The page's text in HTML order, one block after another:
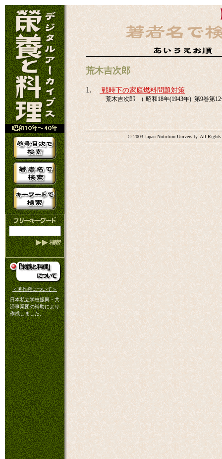
＜著作権について＞
日本私立学校振興・共
済事業団の補助により
作成しました。
荒木吉次郎
1. 戦時下の家庭燃料問題対策
荒木吉次郎 （ 昭和18年(1943年) 第9巻第12
© 2003 Japan Nutrition University. All Rights